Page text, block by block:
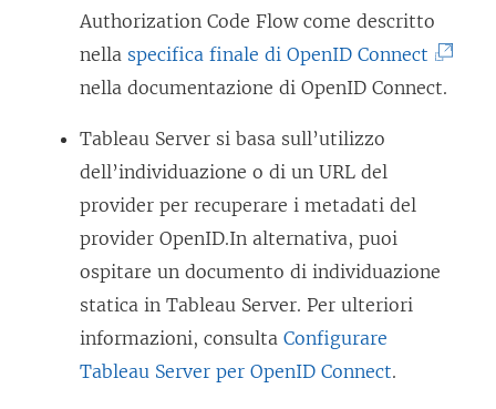
Authorization Code Flow come descritto
nella specifica finale di OpenID Connect
I
e
nella documentazione di OpenID Connect.
Tableau Server si basa sull’utilizzo
dell’individuazione o di un URL del
provider per recuperare i metadati del
provider OpenID.In alternativa, puoi
ospitare un documento di individuazione
statica in Tableau Server. Per ulteriori
informazioni, consulta Configurare
Tableau Server per OpenID Connect.